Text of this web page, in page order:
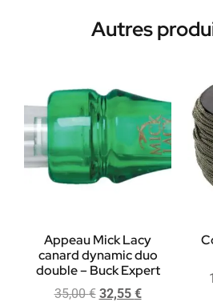
Autres
Appeau Mick Lacy
canard dynamic duo
double – Buck Expert
35,00€ 32,55 €